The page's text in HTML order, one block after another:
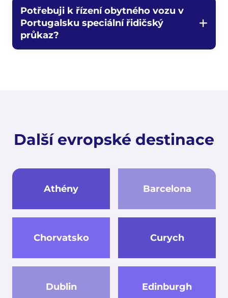
Potřebuji k řízení obytného vozu v
Portugalsku speciální řidičský
průkaz?
Další evropské destinace
Athény Barcelona
Chorvatsko Curych
Dublin Edinburgh